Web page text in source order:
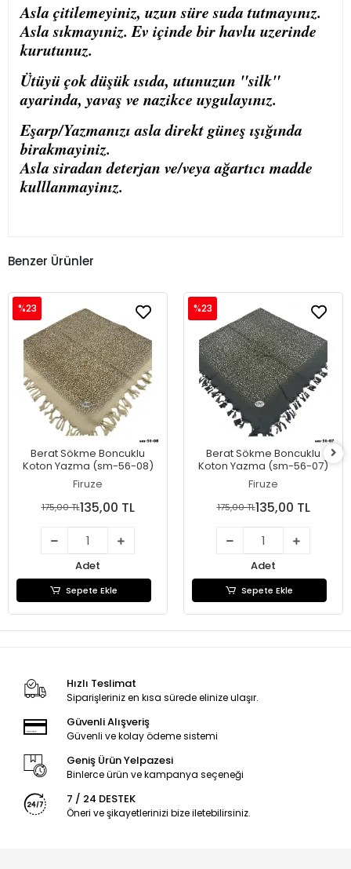
Asla çitilemeyiniz, uzun süre suda tutmayınız.
Asla sıkmayıniz. Ev içinde bir havlu uzerinde
kurutunuz.
Ütüyü çok düşük ısıda, utunuzun "silk"
ayarinda, yavaş ve nazikce uygulayınız.
Eşarp/Yazmanızı asla direkt güneş ışığında
birakmayiniz.
Asla siradan deterjan ve/veya ağartıcı madde
kulllanmayinız.
Benzer Ürünler
Berat Sökme Boncuklu
Koton Yazma (sm-56-08)
Firuze
%23
175,00 TL135,00 TL
Adet
Sepete Ekle
Berat Sökme Boncuklu
Koton Yazma (sm-56-07)
Firuze
%23
175,00 TL135,00 TL
Adet
Sepete Ekle
Hızlı Teslimat
Siparişleriniz en kısa sürede elinize ulaşır.
Güvenli Alışveriş
Güvenli ve kolay ödeme sistemi
Geniş Ürün Yelpazesi
Binlerce ürün ve kampanya seçeneği
7 / 24 DESTEK
Öneri ve şikayetlerinizi bize iletebilirsiniz.